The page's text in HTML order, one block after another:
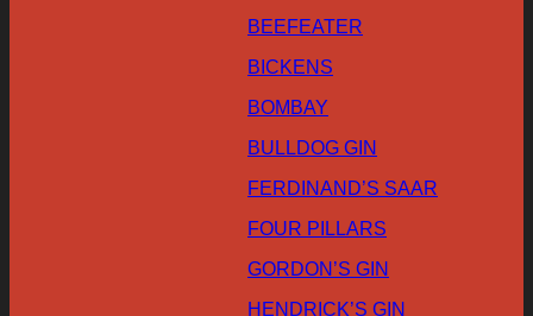
BEEFEATER
BICKENS
BOMBAY
BULLDOG GIN
FERDINAND’S SAAR
FOUR PILLARS
GORDON’S GIN
HENDRICK’S GIN